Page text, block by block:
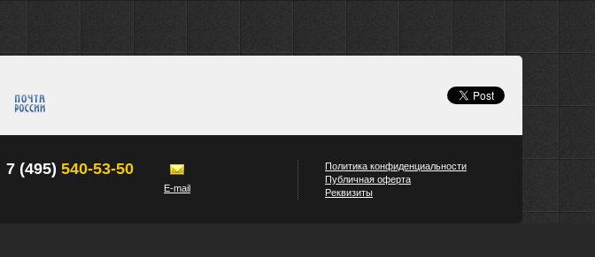
7 (495) 540-53-50
E-mail
Политика конфиденциальности
Публичная оферта
Реквизиты